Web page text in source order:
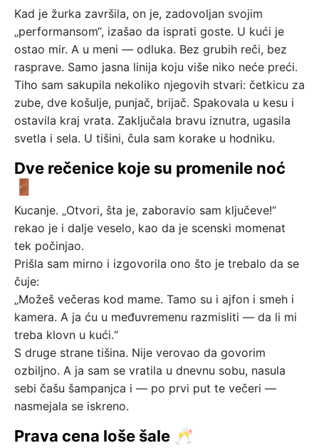
Kad je žurka završila, on je, zadovoljan svojim
„performansom“, izašao da isprati goste. U kući je
ostao mir. A u meni — odluka. Bez grubih reči, bez
rasprave. Samo jasna linija koju više niko neće preći.
Tiho sam sakupila nekoliko njegovih stvari: četkicu za
zube, dve košulje, punjač, brijač. Spakovala u kesu i
ostavila kraj vrata. Zaključala bravu iznutra, ugasila
svetla i sela. U tišini, čula sam korake u hodniku.
Dve rečenice koje su promenile noć
🚪
Kucanje. „Otvori, šta je, zaboravio sam ključeve!“
rekao je i dalje veselo, kao da je scenski momenat
tek počinjao.
Prišla sam mirno i izgovorila ono što je trebalo da se
čuje:
„Možeš večeras kod mame. Tamo su i ajfon i smeh i
kamera. A ja ću u međuvremenu razmisliti — da li mi
treba klovn u kući.“
S druge strane tišina. Nije verovao da govorim
ozbiljno. A ja sam se vratila u dnevnu sobu, nasula
sebi čašu šampanjca i — po prvi put te večeri —
nasmejala se iskreno.
Prava cena loše šale 🥂